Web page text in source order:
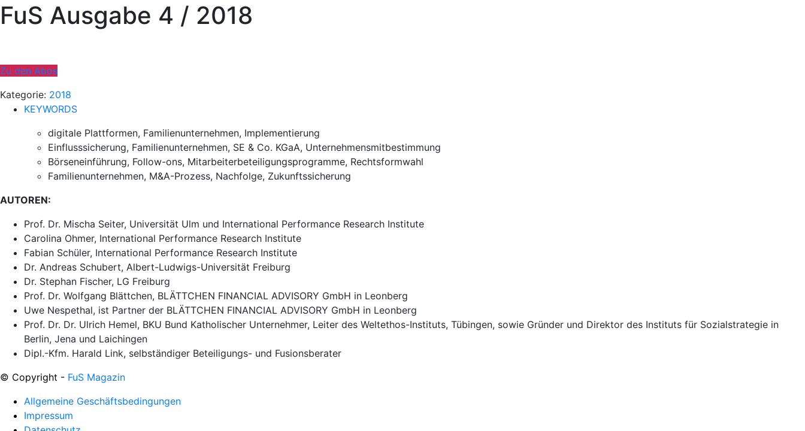
FuS Ausgabe 4 / 2018
Zu den Abos
Kategorie: 2018
KEYWORDS
digitale Plattformen, Familienunternehmen, Implementierung
Einflusssicherung, Familienunternehmen, SE & Co. KGaA, Unternehmensmitbestimmung
Börseneinführung, Follow-ons, Mitarbeiterbeteiligungsprogramme, Rechtsformwahl
Familienunternehmen, M&A-Prozess, Nachfolge, Zukunftssicherung
AUTOREN:
Prof. Dr. Mischa Seiter, Universität Ulm und International Performance Research Institute
Carolina Ohmer, International Performance Research Institute
Fabian Schüler, International Performance Research Institute
Dr. Andreas Schubert, Albert-Ludwigs-Universität Freiburg
Dr. Stephan Fischer, LG Freiburg
Prof. Dr. Wolfgang Blättchen, BLÄTTCHEN FINANCIAL ADVISORY GmbH in Leonberg
Uwe Nespethal, ist Partner der BLÄTTCHEN FINANCIAL ADVISORY GmbH in Leonberg
Prof. Dr. Dr. Ulrich Hemel, BKU Bund Katholischer Unternehmer, Leiter des Weltethos-Instituts, Tübingen, sowie Gründer und Direktor des Instituts für Sozialstrategie in
Berlin, Jena und Laichingen
Dipl.-Kfm. Harald Link, selbständiger Beteiligungs- und Fusionsberater
© Copyright - FuS Magazin
Allgemeine Geschäftsbedingungen
Impressum